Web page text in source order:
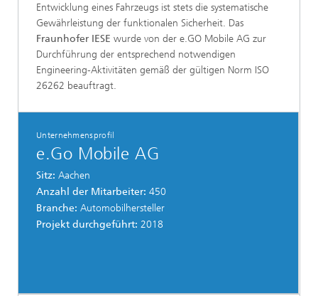
Entwicklung eines Fahrzeugs ist stets die systematische
Gewährleistung der funktionalen Sicherheit. Das
Fraunhofer IESE wurde von der e.GO Mobile AG zur
Durchführung der entsprechend notwendigen
Engineering-Aktivitäten gemäß der gültigen Norm ISO
26262 beauftragt.
Unternehmensprofil
e.Go Mobile AG
Sitz: Aachen
Anzahl der Mitarbeiter: 450
Branche: Automobilhersteller
Projekt durchgeführt: 2018